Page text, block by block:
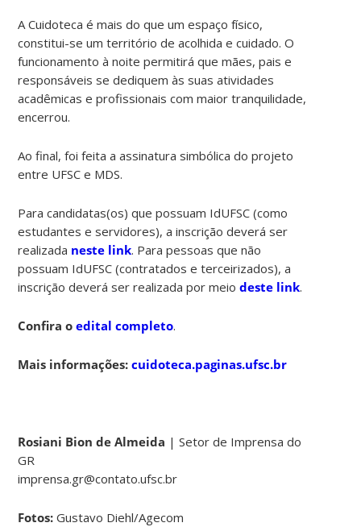
A Cuidoteca é mais do que um espaço físico,
constitui-se um território de acolhida e cuidado. O
funcionamento à noite permitirá que mães, pais e
responsáveis se dediquem às suas atividades
acadêmicas e profissionais com maior tranquilidade,
encerrou.
Ao final, foi feita a assinatura simbólica do projeto
entre UFSC e MDS.
Para candidatas(os) que possuam IdUFSC (como
estudantes e servidores), a inscrição deverá ser
realizada neste link. Para pessoas que não
possuam IdUFSC (contratados e terceirizados), a
inscrição deverá ser realizada por meiodeste link.
Confira oedital completo.
Mais informações: cuidoteca.paginas.ufsc.br
Rosiani Bion de Almeida | Setor de Imprensa do
GR
imprensa.gr@contato.ufsc.br
Fotos: Gustavo Diehl/Agecom